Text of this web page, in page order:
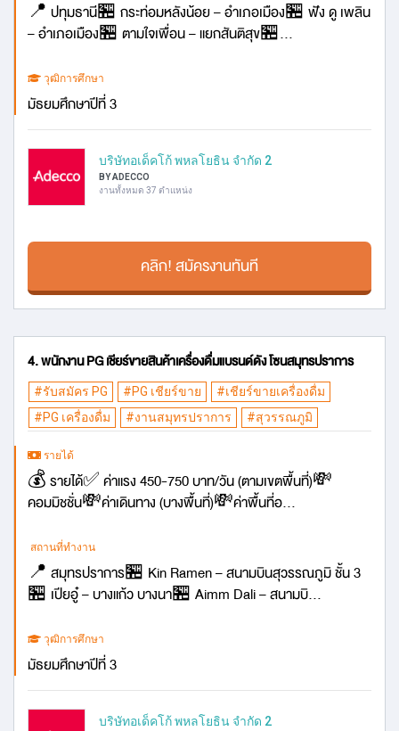
📍 ปทุมธานี🏪 กระท่อมหลังน้อย – อำเภอเมือง🏪 ฟัง ดู เพลิน
– อำเภอเมือง🏪 ตามใจเพื่อน – แยกสันติสุข🏪...
วุฒิการศึกษา
มัธยมศึกษาปีที่ 3
บริษัทอเด็คโก้ พหลโยธิน จำกัด 2
BY ADECCO
งานทั้งหมด 37 ตำแหน่ง
คลิก! สมัครงานทันที
4. พนักงาน PG เชียร์ขายสินค้าเครื่องดื่มแบรนด์ดัง โซนสมุทรปราการ
#รับสมัคร PG #PG เชียร์ขาย
#เชียร์ขายเครื่องดื่ม
#PG เครื่องดื่ม
#งานสมุทรปราการ #สุวรรณภูมิ
รายได้
💰 รายได้✅ ค่าแรง 450-750 บาท/วัน (ตามเขตพื้นที่)💸
คอมมิชชั่น💸ค่าเดินทาง (บางพื้นที่)💸ค่าพื้นที่อ...
สถานที่ทำงาน
📍 สมุทรปราการ🏪 Kin Ramen – สนามบินสุวรรณภูมิ ชั้น 3
🏪 เปียอู๋ – บางแก้ว บางนา🏪 Aimm Dali – สนามบิ...
วุฒิการศึกษา
มัธยมศึกษาปีที่ 3
บริษัทอเด็คโก้ พหลโยธิน จำกัด 2